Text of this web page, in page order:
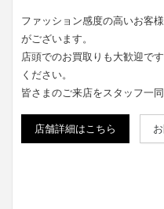
ファッション感度の高いお客
がございます。
店頭でのお買取りも大歓迎で
ください。
皆さまのご来店をスタッフ一
店舗詳細はこちら